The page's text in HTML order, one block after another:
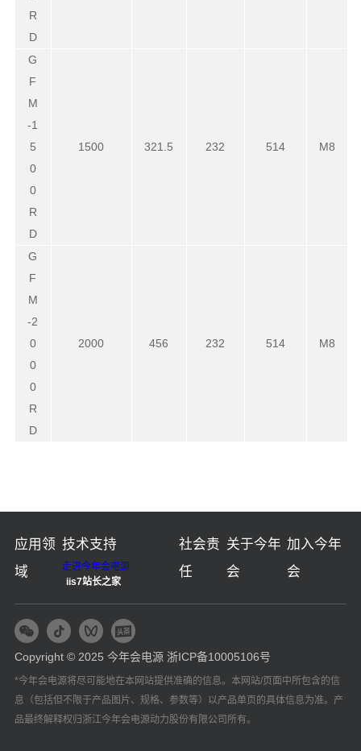
R
D
G
F
M
-1
5
0
0
R
D
1500 321.5 232 514 M8
G
F
M
-2
0
0
0
R
D
2000 456 232 514 M8
应用领
域
技术支持
走进今年会电源
iis7站长之家
社会责
任
关于今年
会
加入今年
会
Copyright © 2025 今年会电源 浙ICP备10005106号
*今年会电源将尽可能地在本网站提供准确的信息。本网站/页面中所包含的信
息（包括但不限于产品图片、规格、参数等）以产品单页的具体信息为准。产
品最终解释权归浙江今年会电源动力股份有限公司所有。